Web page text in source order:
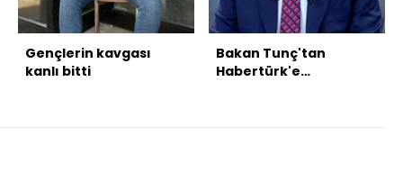
Gençlerin kavgası
kanlı bitti
Bakan Tunç'tan
Habertürk'e